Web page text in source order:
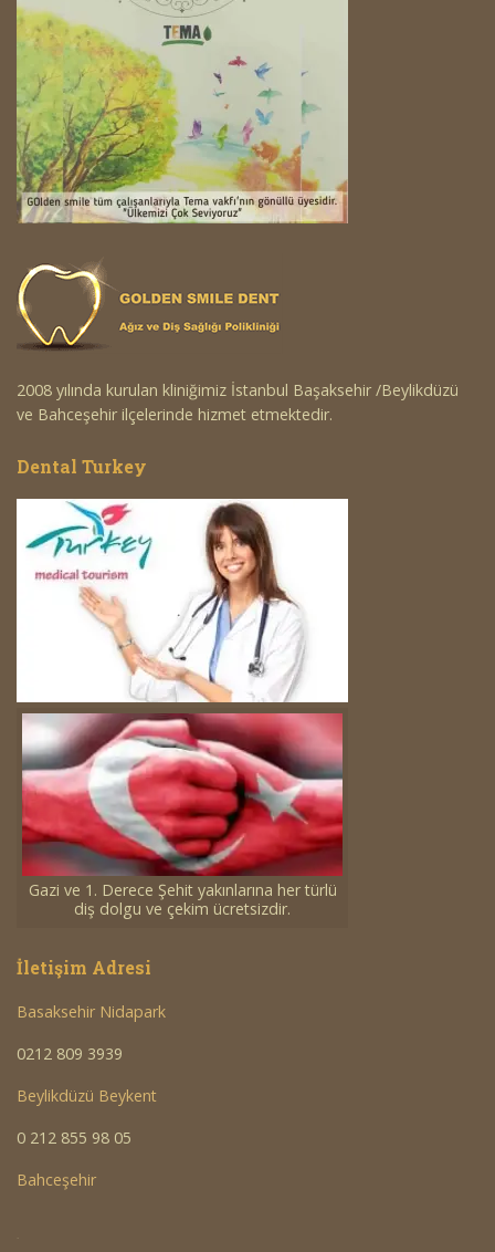
2008 yılında kurulan kliniğimiz İstanbul Başaksehir /Beylikdüzü
ve Bahceşehir ilçelerinde hizmet etmektedir.
Dental Turkey
Gazi ve 1. Derece Şehit yakınlarına her türlü
diş dolgu ve çekim ücretsizdir.
İletişim Adresi
Basaksehir Nidapark
0212 809 3939
Beylikdüzü Beykent
0 212 855 98 05
Bahceşehir